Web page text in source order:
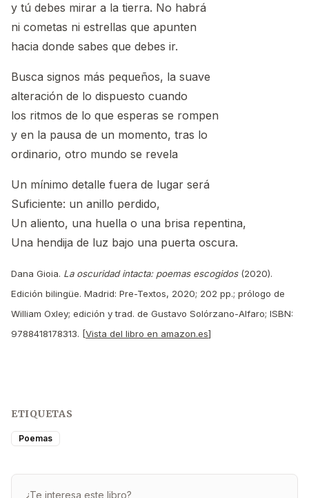
y tú debes mirar a la tierra. No habrá
ni cometas ni estrellas que apunten
hacia donde sabes que debes ir.
Busca signos más pequeños, la suave
alteración de lo dispuesto cuando
los ritmos de lo que esperas se rompen
y en la pausa de un momento, tras lo
ordinario, otro mundo se revela
Un mínimo detalle fuera de lugar será
Suficiente: un anillo perdido,
Un aliento, una huella o una brisa repentina,
Una hendija de luz bajo una puerta oscura.
Dana Gioia. La oscuridad intacta: poemas escogidos(2020).
Edición bilingüe. Madrid: Pre-Textos, 2020; 202 pp.; prólogo de
William Oxley; edición y trad. de Gustavo Solórzano-Alfaro; ISBN:
9788418178313. [Vista del libro en amazon.es]
ETIQUETAS
Poemas
¿Te interesa este libro?